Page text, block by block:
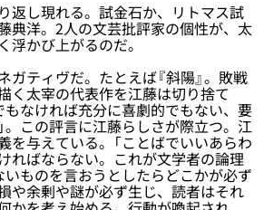
返し現れる。試金石か、リトマス試
典洋。2人の文芸批評家の個性が、太
浮かび上がるのだ。
ティヴだ。たとえば『斜陽』。敗戦
く太宰の代表作を江藤は切り捨て
もなければ充分に喜劇的でもない、要
。この評言に江藤らしさが際立つ。江
を与えている。「ことばでいいあらわ
ればならない。これが文学者の論理
いものを言おうとしたらどこかが必ず
や余剰や謎が必ず生じ、読者はそれ